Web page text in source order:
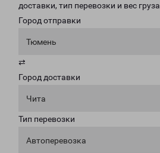
доставки, тип перевозки и вес груза.
Город отправки
Тюмень
⇄
Город доставки
Чита
Тип перевозки
Автоперевозка